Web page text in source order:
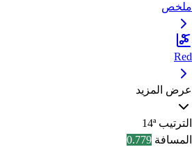
ملخص
Red
عرض المزيد
الترتيب 14ª
المسافة 0.779